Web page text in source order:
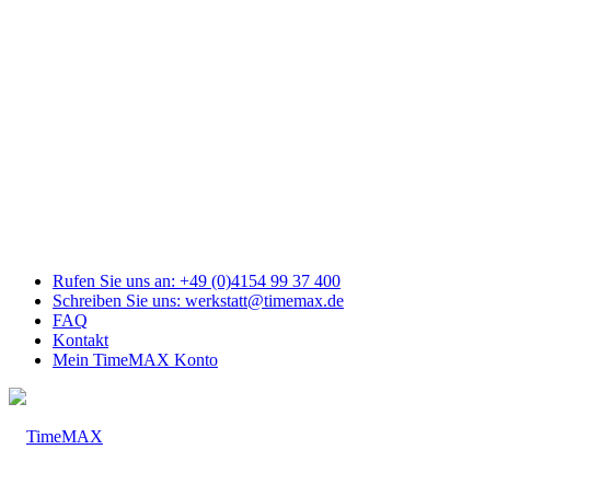
Rufen Sie uns an: +49 (0)4154 99 37 400
Schreiben Sie uns: werkstatt@timemax.de
FAQ
Kontakt
Mein TimeMAX Konto